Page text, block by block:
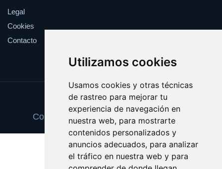
Utilizamos cookies
Usamos cookies y otras técnicas
de rastreo para mejorar tu
experiencia de navegación en
nuestra web, para mostrarte
contenidos personalizados y
anuncios adecuados, para analizar
el tráfico en nuestra web y para
Legal
Cookies
Contacto
Update cookies preferences
Copyright © 2025 gestordecuentas.com